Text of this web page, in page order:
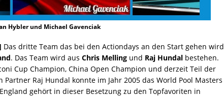
Hybler und Michael Gavenciak
Das dritte Team das bei den Actiondays an den Start gehen wird
. Das Team wird aus Chris Mellingund Raj Hundalbestehen.
Cup Champion, China Open Champion und derzeit Teil der
Partner Raj Hundal konnte im Jahr 2005 das World Pool Masters
gehört in dieser Besetzung zu den Topfavoriten in